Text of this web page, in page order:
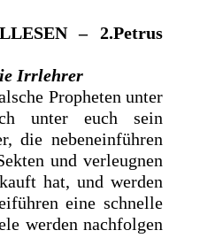
– 2.Petrus
Irrlehrer
Propheten unter
unter euch sein
die nebeneinführen
und verleugnen
hat, und werden
eine schnelle
werden nachfolgen